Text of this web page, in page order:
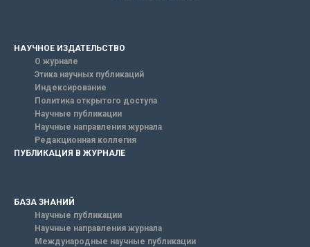
НАУЧНОЕ ИЗДАТЕЛЬСТВО
О журнале
Этика научных публикаций
Индексирование
Политика открытого доступа
Научные публикации
Научные направления журнала
Редакционная коллегия
ПУБЛИКАЦИЯ В ЖУРНАЛЕ
БАЗА ЗНАНИЙ
Научные публикации
Научные направления журнала
Международные научные публикации